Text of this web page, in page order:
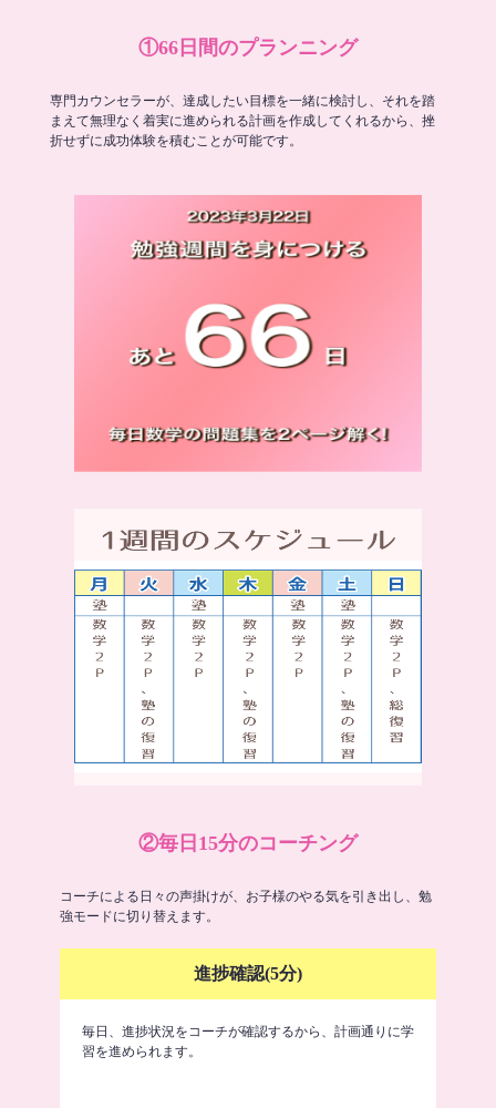
①66日間のプランニング
専門カウンセラーが、達成したい目標を一緒に検討し、それを踏
まえて無理なく着実に進められる計画を作成してくれるから、挫
折せずに成功体験を積むことが可能です。
②毎日15分のコーチング
コーチによる日々の声掛けが、お子様のやる気を引き出し、勉
強モードに切り替えます。
進捗確認(5分)
毎日、進捗状況をコーチが確認するから、計画通りに学
習を進められます。